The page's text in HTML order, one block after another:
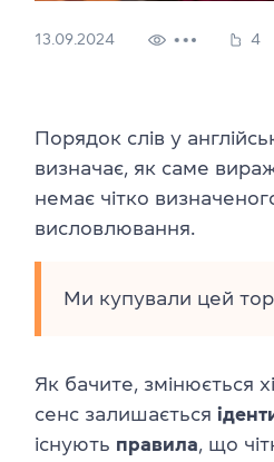
13.09.2024 4
Порядок слів у
визначає, як саме
немає чітко
висловлювання.
Ми купували цей
Як бачите, змінюється
сенс залишається
існують правила, що